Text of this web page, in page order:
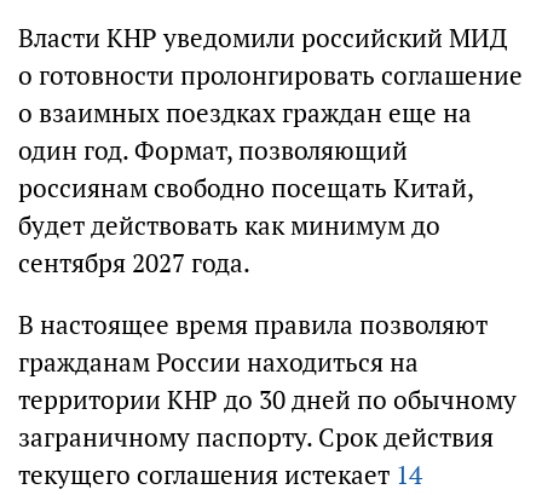
Власти КНР уведомили российский МИД
о готовности пролонгировать соглашение
о взаимных поездках граждан еще на
один год. Формат, позволяющий
россиянам свободно посещать Китай,
будет действовать как минимум до
сентября 2027 года.
В настоящее время правила позволяют
гражданам России находиться на
территории КНР до 30 дней по обычному
заграничному паспорту. Срок действия
текущего соглашения истекает 14